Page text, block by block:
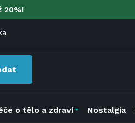
20%!
o tělo a zdraví Nostalgia